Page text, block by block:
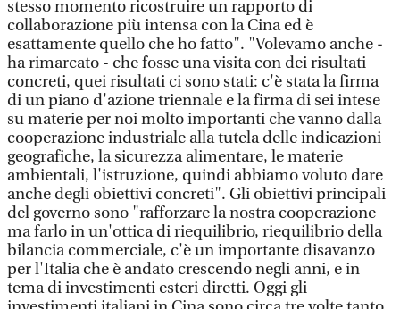
stesso momento ricostruire un rapporto di
collaborazione più intensa con la Cina ed è
esattamente quello che ho fatto". "Volevamo anche -
ha rimarcato - che fosse una visita con dei risultati
concreti, quei risultati ci sono stati: c'è stata la firma
di un piano d'azione triennale e la firma di sei intese
su materie per noi molto importanti che vanno dalla
cooperazione industriale alla tutela delle indicazioni
geografiche, la sicurezza alimentare, le materie
ambientali, l'istruzione, quindi abbiamo voluto dare
anche degli obiettivi concreti". Gli obiettivi principali
del governo sono "rafforzare la nostra cooperazione
ma farlo in un'ottica di riequilibrio, riequilibrio della
bilancia commerciale, c'è un importante disavanzo
per l'Italia che è andato crescendo negli anni, e in
tema di investimenti esteri diretti. Oggi gli